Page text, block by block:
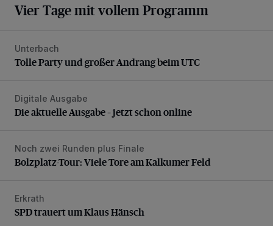
Vier Tage mit vollem Programm
Tolle Party und großer Andrang beim UTC
Unterbach
Tolle Party und großer Andrang beim UTC
Die aktuelle Ausgabe – jetzt schon online
Digitale Ausgabe
Die aktuelle Ausgabe – jetzt schon online
Bolzplatz-Tour: Viele Tore am Kalkumer Feld
Noch zwei Runden plus Finale
Bolzplatz-Tour: Viele Tore am Kalkumer Feld
SPD trauert um Klaus Hänsch
Erkrath
SPD trauert um Klaus Hänsch